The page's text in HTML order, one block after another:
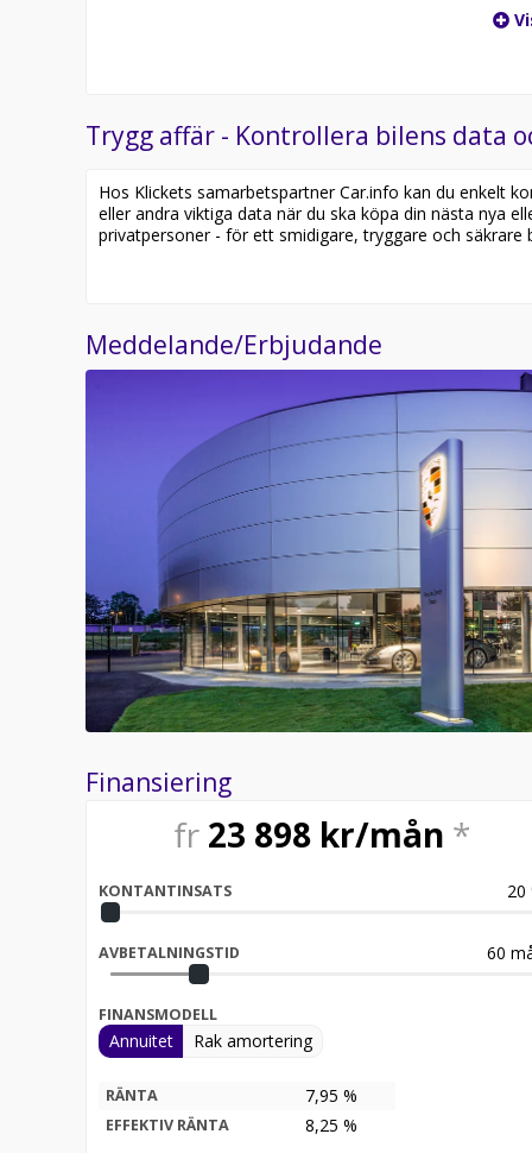
Trygg affär - Kontrollera bilens data
Hos Klickets samarbetspartner Car.info kan du enkelt
eller andra viktiga data när du ska köpa din nästa nya
privatpersoner - för ett smidigare, tryggare och säkrare
Meddelande/Erbjudande
Finansiering
fr 23 898kr/mån *
KONTANTINSATS 20
AVBETALNINGSTID 60
FINANSMODELL
Annuitet Rak amortering
RÄNTA 7,95 %
EFFEKTIV RÄNTA 8,25 %